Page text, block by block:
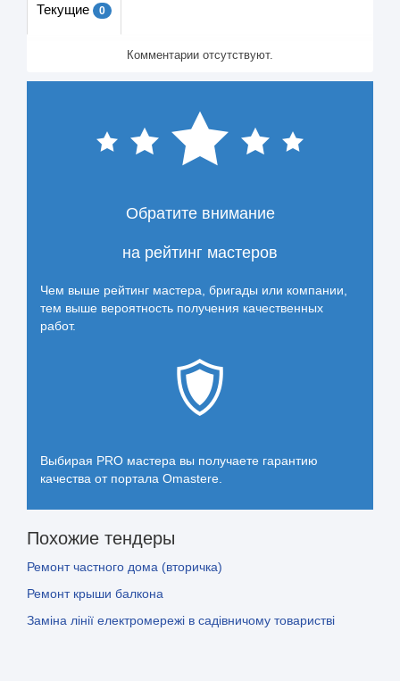
Текущие 0
Комментарии отсутствуют.
Обратите внимание
на рейтинг мастеров
Чем выше рейтинг мастера, бригады или компании,
тем выше вероятность получения качественных
работ.
Выбирая PRO мастера вы получаете гарантию
качества от портала Omastere.
Похожие тендеры
Ремонт частного дома (вторичка)
Ремонт крыши балкона
Заміна лінії електромережі в садівничому товаристві